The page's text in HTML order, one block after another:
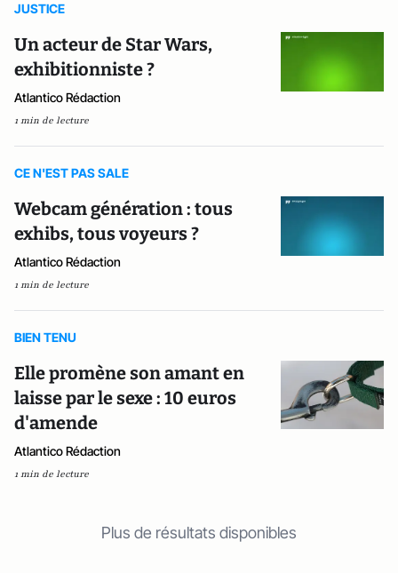
JUSTICE
Un acteur de Star Wars,
exhibitionniste ?
Atlantico Rédaction
1 min de lecture
CE N'EST PAS SALE
Webcam génération : tous
exhibs, tous voyeurs ?
Atlantico Rédaction
1 min de lecture
BIEN TENU
Elle promène son amant en
laisse par le sexe : 10 euros
d'amende
Atlantico Rédaction
1 min de lecture
Plus de résultats disponibles